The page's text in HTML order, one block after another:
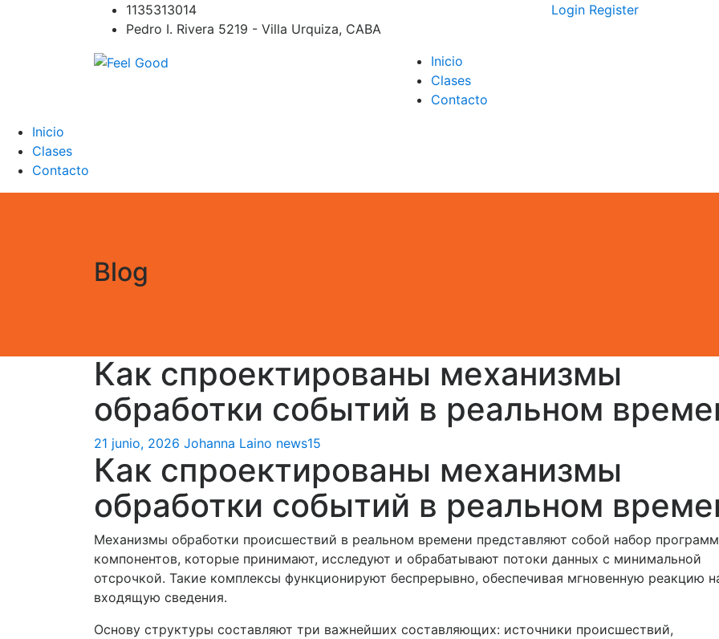
1135313014
Pedro I. Rivera 5219 - Villa Urquiza, CABA
Login Register
Inicio
Clases
Contacto
Inicio
Clases
Contacto
Blog
Как спроектированы механизмы
обработки событий в реальном
21 junio, 2026 Johanna Laino news15
Как спроектированы механизмы
обработки событий в реальном
Механизмы обработки происшествий в реальном времени представляют собой набор
компонентов, которые принимают, исследуют и обрабатывают потоки данных с минимальной
отсрочкой. Такие комплексы функционируют беспрерывно, обеспечивая мгновенную реакцию
входящую сведения.
Основу структуры составляют три важнейших составляющих: источники происшествий,